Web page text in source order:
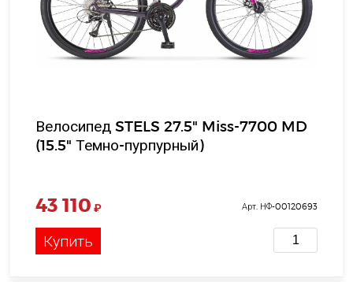
Велосипед STELS 27.5" Miss-7700 MD
(15.5" Темно-пурпурный)
43 110 ₽ Арт. НФ-00120693
Купить